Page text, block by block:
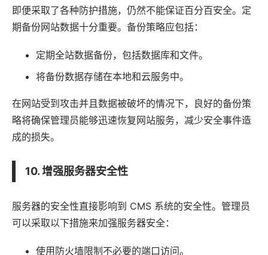
即便采取了各种防护措施，仍然不能保证百分百安全。定
期备份网站数据十分重要。备份策略应包括：
定期全站数据备份，包括数据库和文件。
将备份数据存储在本地和云服务中。
在网站受到攻击并且数据被破坏的情况下，良好的备份策
略将确保管理员能够迅速恢复网站服务，减少安全事件造
成的损失。
10. 增强服务器安全性
服务器的安全性直接影响到 CMS 系统的安全性。管理员
可以采取以下措施来加强服务器安全：
使用防火墙限制不必要的端口访问。